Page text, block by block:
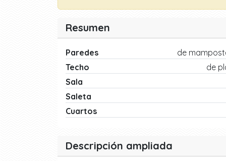
Resumen
Paredes
de
Techo
de
Sala
Saleta
Cuartos
Descripción ampliada